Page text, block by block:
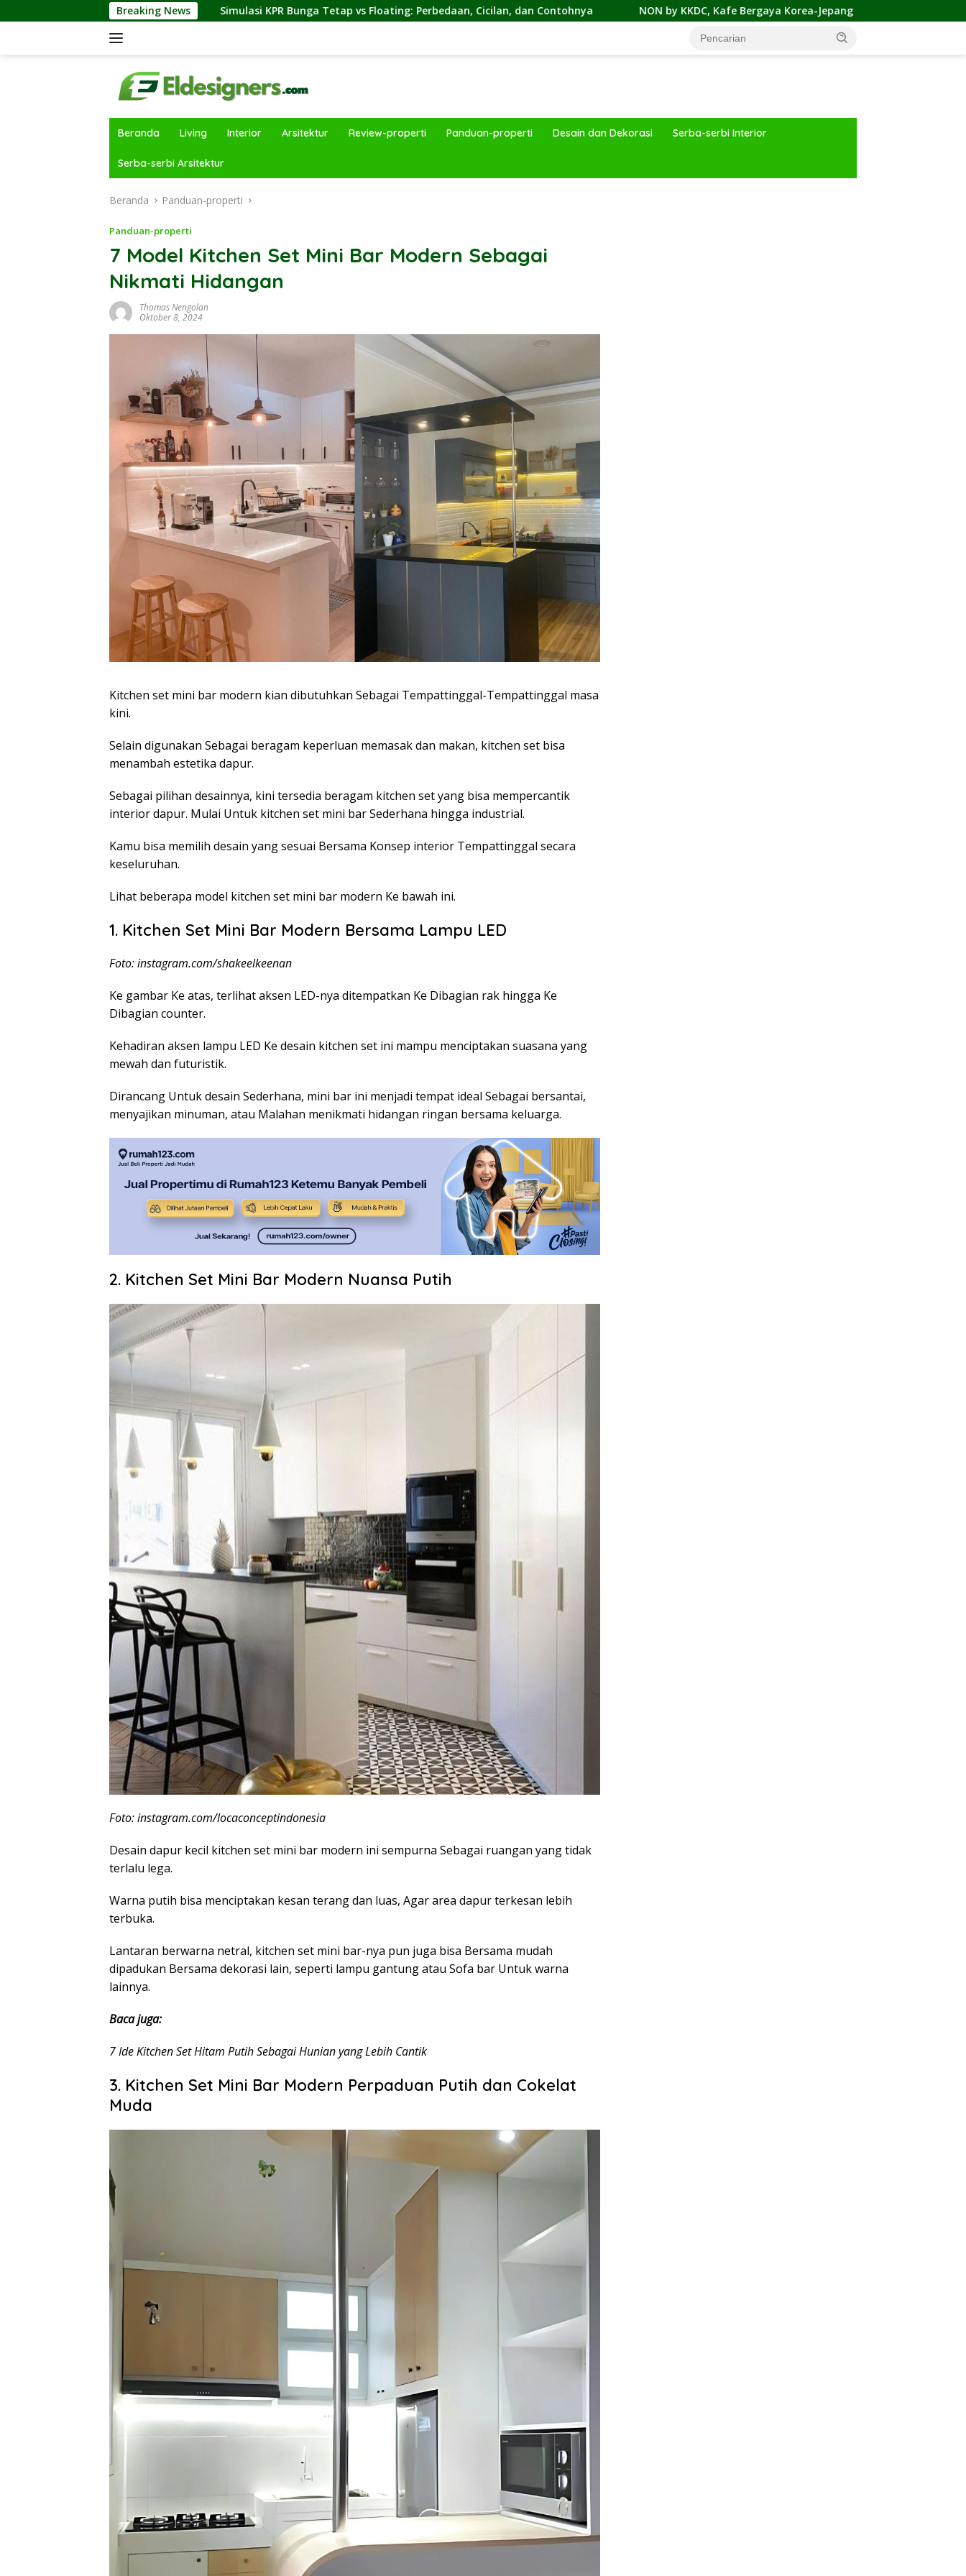
ke
Breaking News
Simulasi KPR Bunga Tetap vs Floating: Perbedaan, Cicilan, dan Contohnya NON by KKDC, Kafe Bergaya Korea-Jepang Bersama Permainan Cahaya nan Atraktif
Beranda Living Interior Arsitektur Review-properti Panduan-properti Desain dan Dekorasi Serba-serbi Interior
Serba-serbi Arsitektur
Beranda Panduan-properti
Panduan-properti
7 Model Kitchen Set Mini Bar Modern Sebagai
Nikmati Hidangan
Thomas Nengolan
Oktober 8, 2024
Kitchen set mini bar modern kian dibutuhkan Sebagai Tempattinggal-Tempattinggal masa
kini.
Selain digunakan Sebagai beragam keperluan memasak dan makan, kitchen set bisa
menambah estetika dapur.
Sebagai pilihan desainnya, kini tersedia beragam kitchen set yang bisa mempercantik
interior dapur. Mulai Untuk kitchen set mini bar Sederhana hingga industrial.
Kamu bisa memilih desain yang sesuai Bersama Konsep interior Tempattinggal secara
keseluruhan.
Lihat beberapa model kitchen set mini bar modern Ke bawah ini.
1. Kitchen Set Mini Bar Modern Bersama Lampu LED
Foto: instagram.com/shakeelkeenan
Ke gambar Ke atas, terlihat aksen LED-nya ditempatkan Ke Dibagian rak hingga Ke
Dibagian counter.
Kehadiran aksen lampu LED Ke desain kitchen set ini mampu menciptakan suasana yang
mewah dan futuristik.
Dirancang Untuk desain Sederhana, mini bar ini menjadi tempat ideal Sebagai bersantai,
menyajikan minuman, atau Malahan menikmati hidangan ringan bersama keluarga.
2. Kitchen Set Mini Bar Modern Nuansa Putih
Foto: instagram.com/locaconceptindonesia
Desain dapur kecil kitchen set mini bar modern ini sempurna Sebagai ruangan yang tidak
terlalu lega.
Warna putih bisa menciptakan kesan terang dan luas, Agar area dapur terkesan lebih
terbuka.
Lantaran berwarna netral, kitchen set mini bar-nya pun juga bisa Bersama mudah
dipadukan Bersama dekorasi lain, seperti lampu gantung atau Sofa bar Untuk warna
lainnya.
Baca juga:
7 Ide Kitchen Set Hitam Putih Sebagai Hunian yang Lebih Cantik
3. Kitchen Set Mini Bar Modern Perpaduan Putih dan Cokelat
Muda